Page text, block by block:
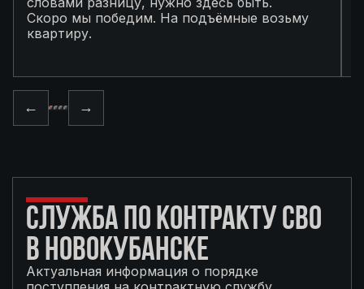
Скоро мы победим. На подъёмные возьму
квартиру.
← →
СЛУЖБА ПО КОНТРАКТУ СВО
В НОВОКУБАНСКЕ
Актуальная информация о порядке